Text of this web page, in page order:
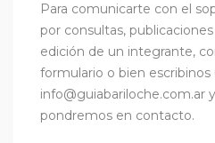
Para comunicarte con el
por consultas,
edición de un integrante,
formulario o bien escribinos
info@guiabariloche.com.ar
pondremos en contacto.